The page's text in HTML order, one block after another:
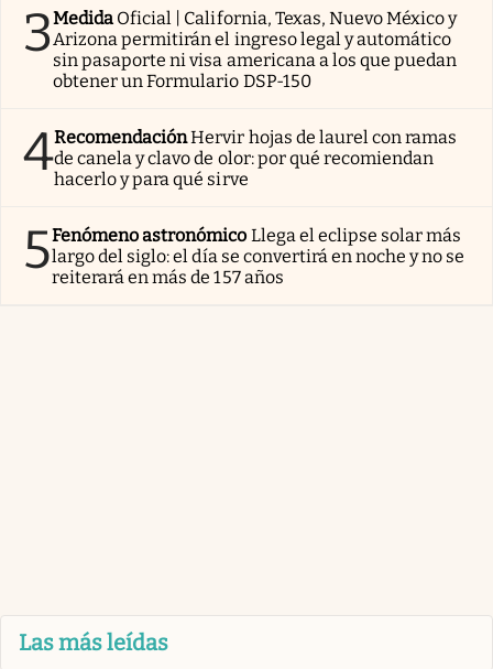
3Medida Oficial | California, Texas, Nuevo México y
Arizona permitirán el ingreso legal y automático
sin pasaporte ni visa americana a los que puedan
obtener un Formulario DSP-150
4RecomendaciónHervir hojas de laurel con ramas
de canela y clavo de olor: por qué recomiendan
hacerlo y para qué sirve
5Fenómeno astronómico Llega el eclipse solar más
largo del siglo: el día se convertirá en noche y no se
reiterará en más de 157 años
Las más leídas